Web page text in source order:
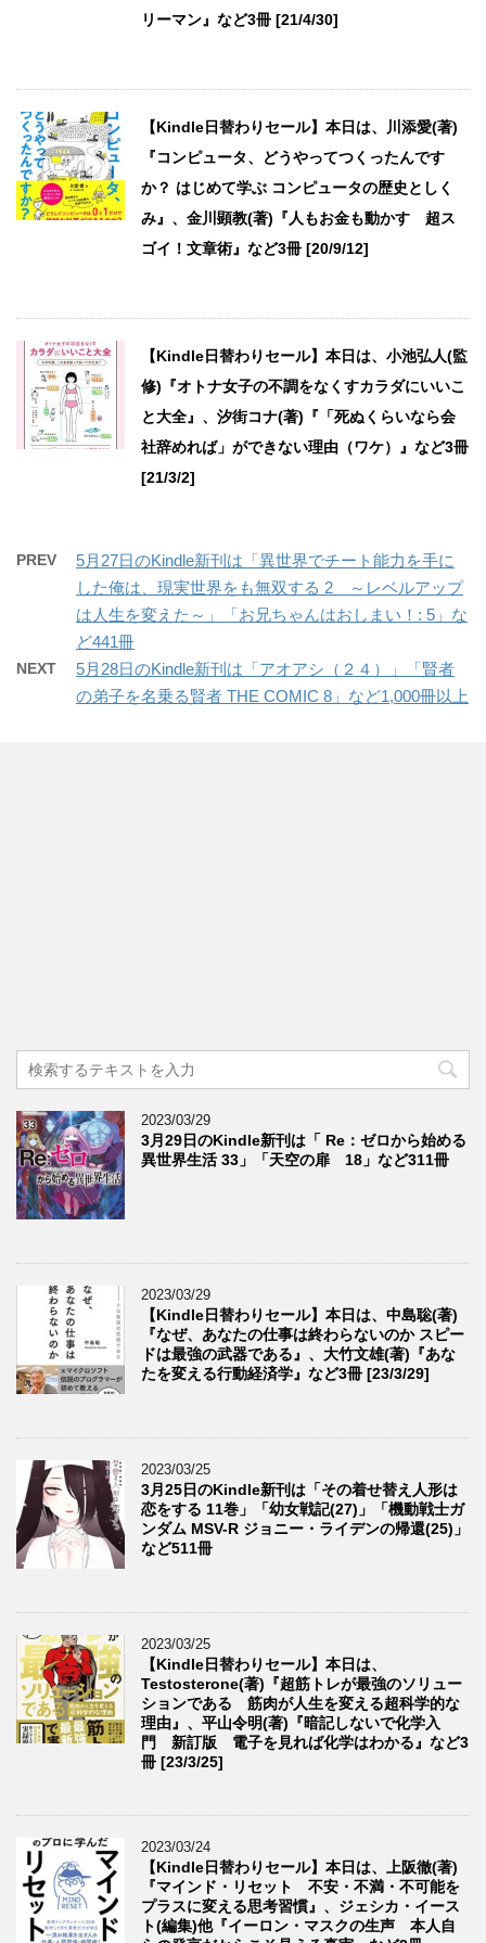
リーマン』など3冊 [21/4/30]
【Kindle日替わりセール】本日は、川添愛(著)
『コンピュータ、どうやってつくったんです
か？ はじめて学ぶ コンピュータの歴史としく
み』、金川顕教(著)『人もお金も動かす 超ス
ゴイ！文章術』など3冊 [20/9/12]
【Kindle日替わりセール】本日は、小池弘人(監
修)『オトナ女子の不調をなくすカラダにいいこ
と大全』、汐街コナ(著)『「死ぬくらいなら会
社辞めれば」ができない理由（ワケ）』など3冊
[21/3/2]
PREV
5月27日のKindle新刊は「異世界でチート能力を手に
した俺は、現実世界をも無双する 2 ～レベルアップ
は人生を変えた～」「お兄ちゃんはおしまい！: 5」な
ど441冊
NEXT
5月28日のKindle新刊は「アオアシ（２４）」「賢者
の弟子を名乗る賢者 THE COMIC 8」など1,000冊以上
2023/03/29
3月29日のKindle新刊は「 Re：ゼロから始める
異世界生活 33」「天空の扉 18」など311冊
2023/03/29
【Kindle日替わりセール】本日は、中島聡(著)
『なぜ、あなたの仕事は終わらないのか スピー
ドは最強の武器である』、大竹文雄(著)『あな
たを変える行動経済学』など3冊 [23/3/29]
2023/03/25
3月25日のKindle新刊は「その着せ替え人形は
恋をする 11巻」「幼女戦記(27)」「機動戦士ガ
ンダム MSV-R ジョニー・ライデンの帰還(25)」
など511冊
2023/03/25
【Kindle日替わりセール】本日は、
Testosterone(著)『超筋トレが最強のソリュー
ションである 筋肉が人生を変える超科学的な
理由』、平山令明(著)『暗記しないで化学入
門 新訂版 電子を見れば化学はわかる』など3
冊 [23/3/25]
2023/03/24
【Kindle日替わりセール】本日は、上阪徹(著)
『マインド・リセット 不安・不満・不可能を
プラスに変える思考習慣』、ジェシカ・イース
ト(編集)他『イーロン・マスクの生声 本人自